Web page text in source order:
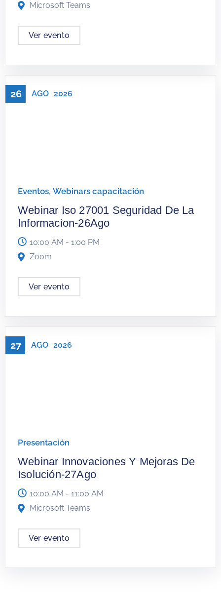
Microsoft Teams
Ver evento
26 AGO 2026
Eventos, Webinars capacitación
Webinar Iso 27001 Seguridad De La
Informacion-26Ago
10:00 AM - 1:00 PM
Zoom
Ver evento
27 AGO 2026
Presentación
Webinar Innovaciones Y Mejoras De
Isolución-27Ago
10:00 AM - 11:00 AM
Microsoft Teams
Ver evento